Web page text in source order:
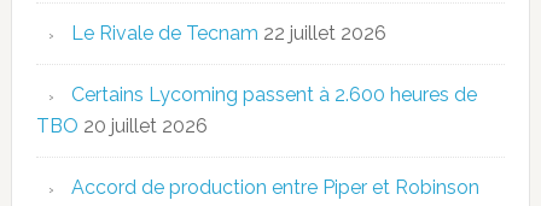
Le Rivale de Tecnam 22 juillet 2026
Certains Lycoming passent à 2.600 heures de
TBO 20 juillet 2026
Accord de production entre Piper et Robinson